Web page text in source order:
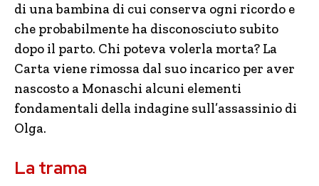
di una bambina di cui conserva ogni ricordo e
che probabilmente ha disconosciuto subito
dopo il parto. Chi poteva volerla morta? La
Carta viene rimossa dal suo incarico per aver
nascosto a Monaschi alcuni elementi
fondamentali della indagine sull’assassinio di
Olga.
La trama